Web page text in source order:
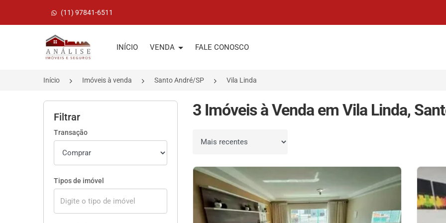
(11) 97841-6511
Página inicial
INÍCIO VENDA FALE CONOSCO
Início Imóveis à venda Santo André/SP Vila Linda
Filtrar
Transação
Tipos de imóvel
3 Imóveis à Venda em Vila Linda,
Ordenar por